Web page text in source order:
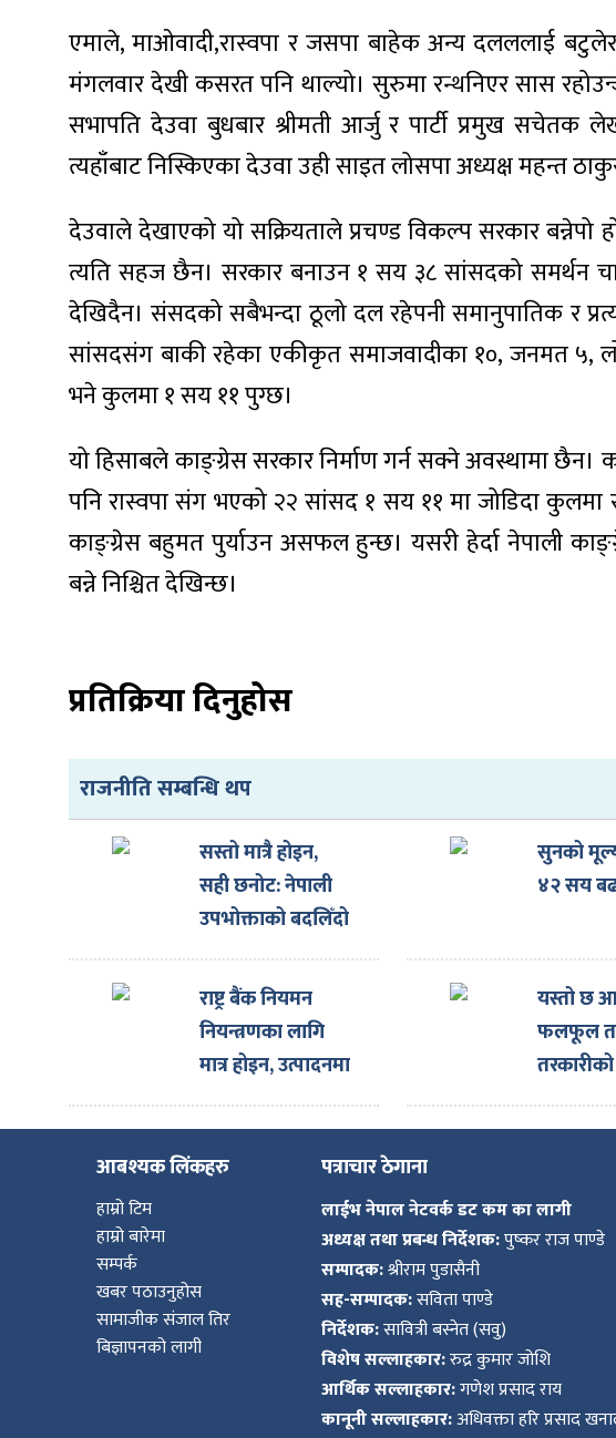
एमाले, माओवादी,रास्वपा र जसपा बाहेक अन्य दलललाई
मंगलवार देखी कसरत पनि थाल्यो। सुरुमा रन्थनिएर सास
सभापति देउवा बुधबार श्रीमती आर्जु र पार्टी प्रमुख
त्यहाँबाट निस्किएका देउवा उही साइत लोसपा अध्यक्ष महन्त
देउवाले देखाएको यो सक्रियताले प्रचण्ड विकल्प सरकार बन्नेपो
त्यति सहज छैन। सरकार बनाउन १ सय ३८ सांसदको समर्थन
देखिदैन। संसदको सबैभन्दा ठूलो दल रहेपनी समानुपातिक र
सांसदसंग बाकी रहेका एकीकृत समाजवादीका १०, जनमत ५,
भने कुलमा १ सय ११ पुग्छ।
यो हिसाबले काङ्ग्रेस सरकार निर्माण गर्न सक्ने अवस्थामा छैन।
पनि रास्वपा संग भएको २२ सांसद १ सय ११ मा जोडिदा
काङ्ग्रेस बहुमत पुर्याउन असफल हुन्छ। यसरी हेर्दा नेपाली
बन्ने निश्चित देखिन्छ।
प्रतिक्रिया दिनुहोस
राजनीति सम्बन्धि थप
सस्तो मात्रै होइन,
सही छनोट: नेपाली
उपभोक्ताको बदलिँदो
सोच “CG |
Digital”
सुनको
४२ सय
राष्ट्र बैंक नियमन
नियन्त्रणका लागि
मात्र होइन, उत्पादनमा
सक्रिय हुनुपर्छ :
अर्थमन्त्री वाग्ले
यस्तो छ
फलफूल
आबश्यक लिंकहरु
हाम्रो टिम
हाम्रो बारेमा
सम्पर्क
खबर पठाउनुहोस
सामाजीक संजाल तिर
बिज्ञापनको लागी
पत्राचार ठेगाना
लाईभ नेपाल नेटवर्क डट कम का लागी
अध्यक्ष तथा प्रबन्ध निर्देशक:पुष्कर राज पाण्डे
सम्पादक:श्रीराम पुडासैनी
सह-सम्पादक:सविता पाण्डे
निर्देशक:सावित्री बस्नेत (सवु)
विशेष सल्लाहकार:रुद्र कुमार जोशि
आर्थिक सल्लाहकार:गणेश प्रसाद राय
कानूनी सल्लाहकार:अधिवक्ता हरि प्रसाद